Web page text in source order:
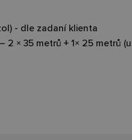
- dle zadaní klienta
2 × 35 metrů + 1× 25 metrů